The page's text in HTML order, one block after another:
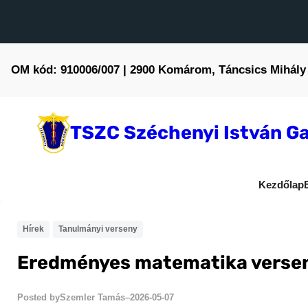
OM kód: 910006/007 | 2900 Komárom, Táncsics
TSZC Széchenyi István
Kezdőlap
Hírek Tanulmányi verseny
Eredményes matematika
Posted bySzemler Tamás–2026-05-07